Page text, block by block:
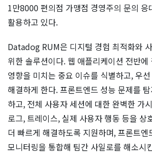
1만8000 편의점 가맹점 경영주의 문의 응
활용하고 있다.
Datadog RUM은 디지털 경험 최적화와
위한 솔루션이다. 웹 애플리케이션 전반에
영향을 미치는 중요 이슈를 식별하고, 우
해결하게 한다. 프론트엔드 성능 문제를
하고, 전체 사용자 세션에 대한 완벽한 가
로그, 트레이스, 실제 사용자 행동 등을 상
더 빠르게 해결하도록 지원하며, 프론트엔
모니터링을 통합해 팀간 사일로를 해소시